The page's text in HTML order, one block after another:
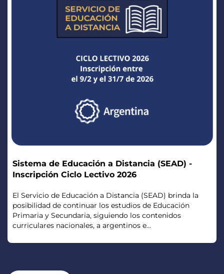
Sistema de Educación a Distancia (SEAD) -
Inscripción Ciclo Lectivo 2026
El Servicio de Educación a Distancia (SEAD) brinda la
posibilidad de continuar los estudios de Educación
Primaria y Secundaria, siguiendo los contenidos
curriculares nacionales, a argentinos e...